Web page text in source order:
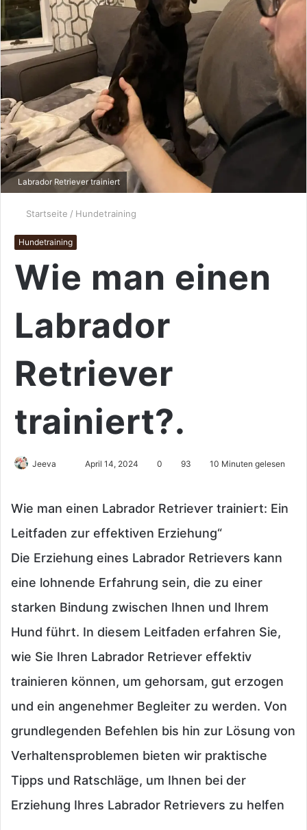
Labrador Retriever trainiert
Startseite / Hundetraining
Hundetraining
Wie man einen
Labrador
Retriever
trainiert?.
Jeeva
Sende
E-
Mail
April 14, 2024 0 93 10 Minuten gelesen
Wie man einen Labrador Retriever trainiert: Ein
Leitfaden zur effektiven Erziehung“
Die Erziehung eines Labrador Retrievers kann
eine lohnende Erfahrung sein, die zu einer
starken Bindung zwischen Ihnen und Ihrem
Hund führt. In diesem Leitfaden erfahren Sie,
wie Sie Ihren Labrador Retriever effektiv
trainieren können, um gehorsam, gut erzogen
und ein angenehmer Begleiter zu werden. Von
grundlegenden Befehlen bis hin zur Lösung von
Verhaltensproblemen bieten wir praktische
Tipps und Ratschläge, um Ihnen bei der
Erziehung Ihres Labrador Retrievers zu helfen